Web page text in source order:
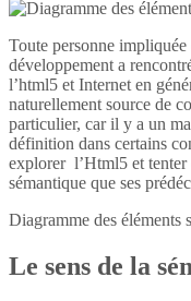
Toute personne
développement a
l’html5 et Internet en
naturellement source de
particulier, car il y a un
définition dans certains
explorer l’Html5 et tenter
sémantique que ses
Diagramme des éléments
Le sens de la